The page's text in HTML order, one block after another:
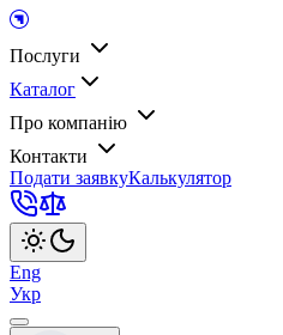
Послуги
Каталог
Про компанію
Контакти
Подати заявкуКалькулятор
Eng
Укр